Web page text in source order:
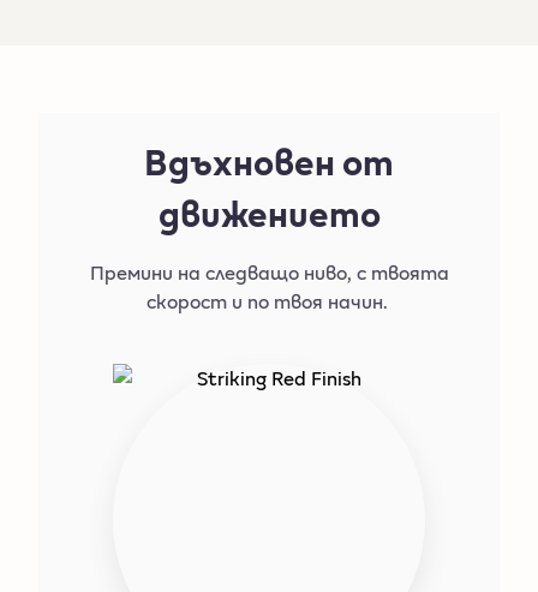
Вдъхновен от
движението​
Премини на следващо ниво, с твоята
скорост и по твоя начин. ​